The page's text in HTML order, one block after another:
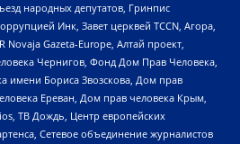
народных депутатов, Гринпис
Инк, Завет церквей TCCN, Агора,
Gazeta-Europe, Алтай проект,
Чернигов, Фонд Дом Прав Человека,
имени Бориса Звозскова, Дом прав
Ереван, Дом прав человека Крым,
ТВ Дождь, Центр европейских
Сетевое объединение журналистов